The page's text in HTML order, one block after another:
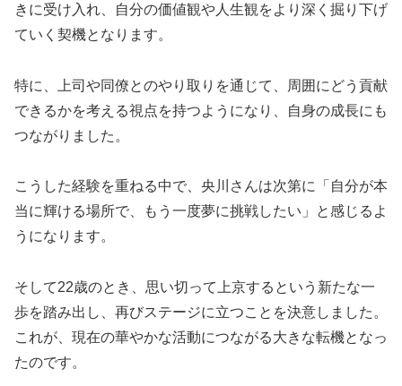
きに受け入れ、自分の価値観や人生観をより深く掘り下げ
ていく契機となります。
特に、上司や同僚とのやり取りを通じて、周囲にどう貢献
できるかを考える視点を持つようになり、自身の成長にも
つながりました。
こうした経験を重ねる中で、央川さんは次第に「自分が本
当に輝ける場所で、もう一度夢に挑戦したい」と感じるよ
うになります。
そして22歳のとき、思い切って上京するという新たな一
歩を踏み出し、再びステージに立つことを決意しました。
これが、現在の華やかな活動につながる大きな転機となっ
たのです。